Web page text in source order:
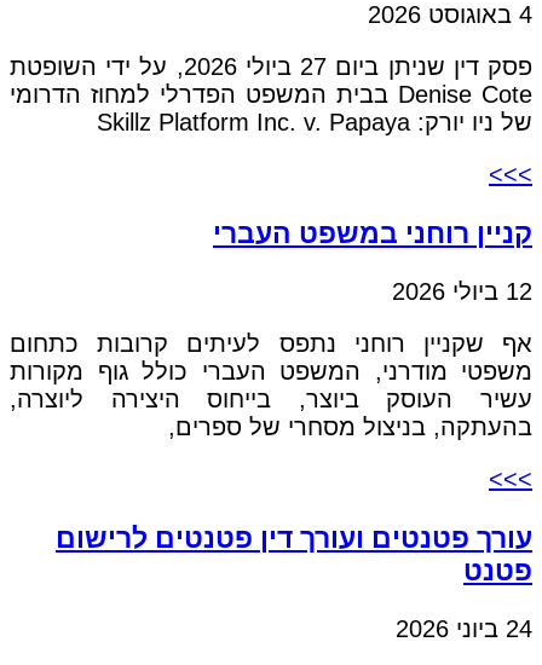
4 באוגוסט 2026
פסק דין שניתן ביום 27 ביולי 2026, על ידי השופטת
Denise Cote בבית המשפט הפדרלי למחוז הדרומי
של ניו יורק: Skillz Platform Inc. v. Papaya
>>>
קניין רוחני במשפט העברי
12 ביולי 2026
אף שקניין רוחני נתפס לעיתים קרובות כתחום
משפטי מודרני, המשפט העברי כולל גוף מקורות
עשיר העוסק ביוצר, בייחוס היצירה ליוצרה,
בהעתקה, בניצול מסחרי של ספרים,
>>>
עורך פטנטים ועורך דין פטנטים לרישום
פטנט
24 ביוני 2026